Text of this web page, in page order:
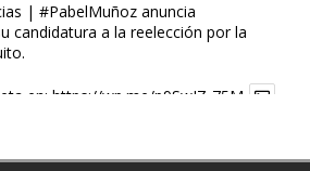
| #PabelMuñozanuncia
candidatura a la reelección por la
.
en: https://wp.me/p9SwIZ-75M